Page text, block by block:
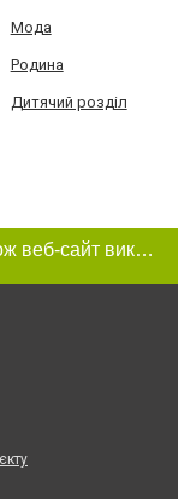
Мода
Родина
Дитячий розділ
Цей сайт використовує «cookies». Також веб-сайт використовує інтернет-сервіс для збору технічних даних стосовно відвідувачів з метою отримання маркетингової та статистичної інформації. Умови обробки даних відвідувачів сайту див.